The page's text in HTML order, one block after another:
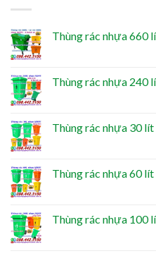
Thùng rác nhựa 660
Thùng rác nhựa 240
Thùng rác nhựa 30
Thùng rác nhựa 60
Thùng rác nhựa 100